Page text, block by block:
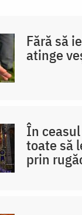
Fără să
atinge
În
toate să
prin